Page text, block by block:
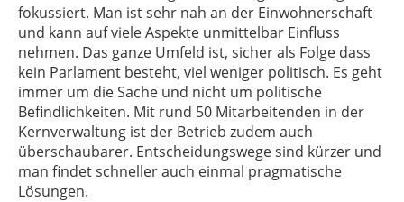
fokussiert. Man ist sehr nah an der Einwohnerschaft
und kann auf viele Aspekte unmittelbar Einfluss
nehmen. Das ganze Umfeld ist, sicher als Folge dass
kein Parlament besteht, viel weniger politisch. Es geht
immer um die Sache und nicht um politische
Befindlichkeiten. Mit rund 50 Mitarbeitenden in der
Kernverwaltung ist der Betrieb zudem auch
überschaubarer. Entscheidungswege sind kürzer und
man findet schneller auch einmal pragmatische
Lösungen.